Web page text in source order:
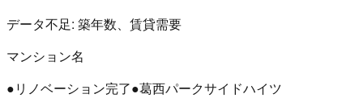
データ不足: 築年数、賃貸需要
マンション名
●リノベーション完了●葛西パークサイドハイツ